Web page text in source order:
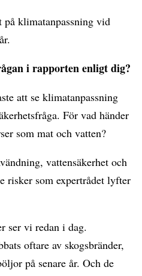
klimatanpassning vid
i rapporten enligt dig?
att se klimatanpassning
För vad händer
som mat och vatten?
vattensäkerhet och
risker som expertrådet lyfter
ser vi redan i dag.
oftare av skogsbränder,
på senare år. Och de